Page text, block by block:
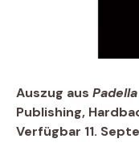
Auszug aus Padella
Publishing,
Verfügbar 11.